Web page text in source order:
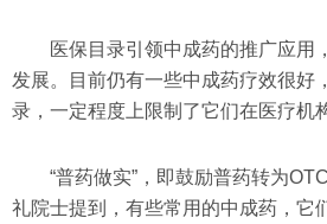
医保目录引领中成药的推广应用
发展。目前仍有一些中成药疗效很好
录，一定程度上限制了它们在医疗机
“普药做实”，即鼓励普药转为
礼院士提到，有些常用的中成药，它